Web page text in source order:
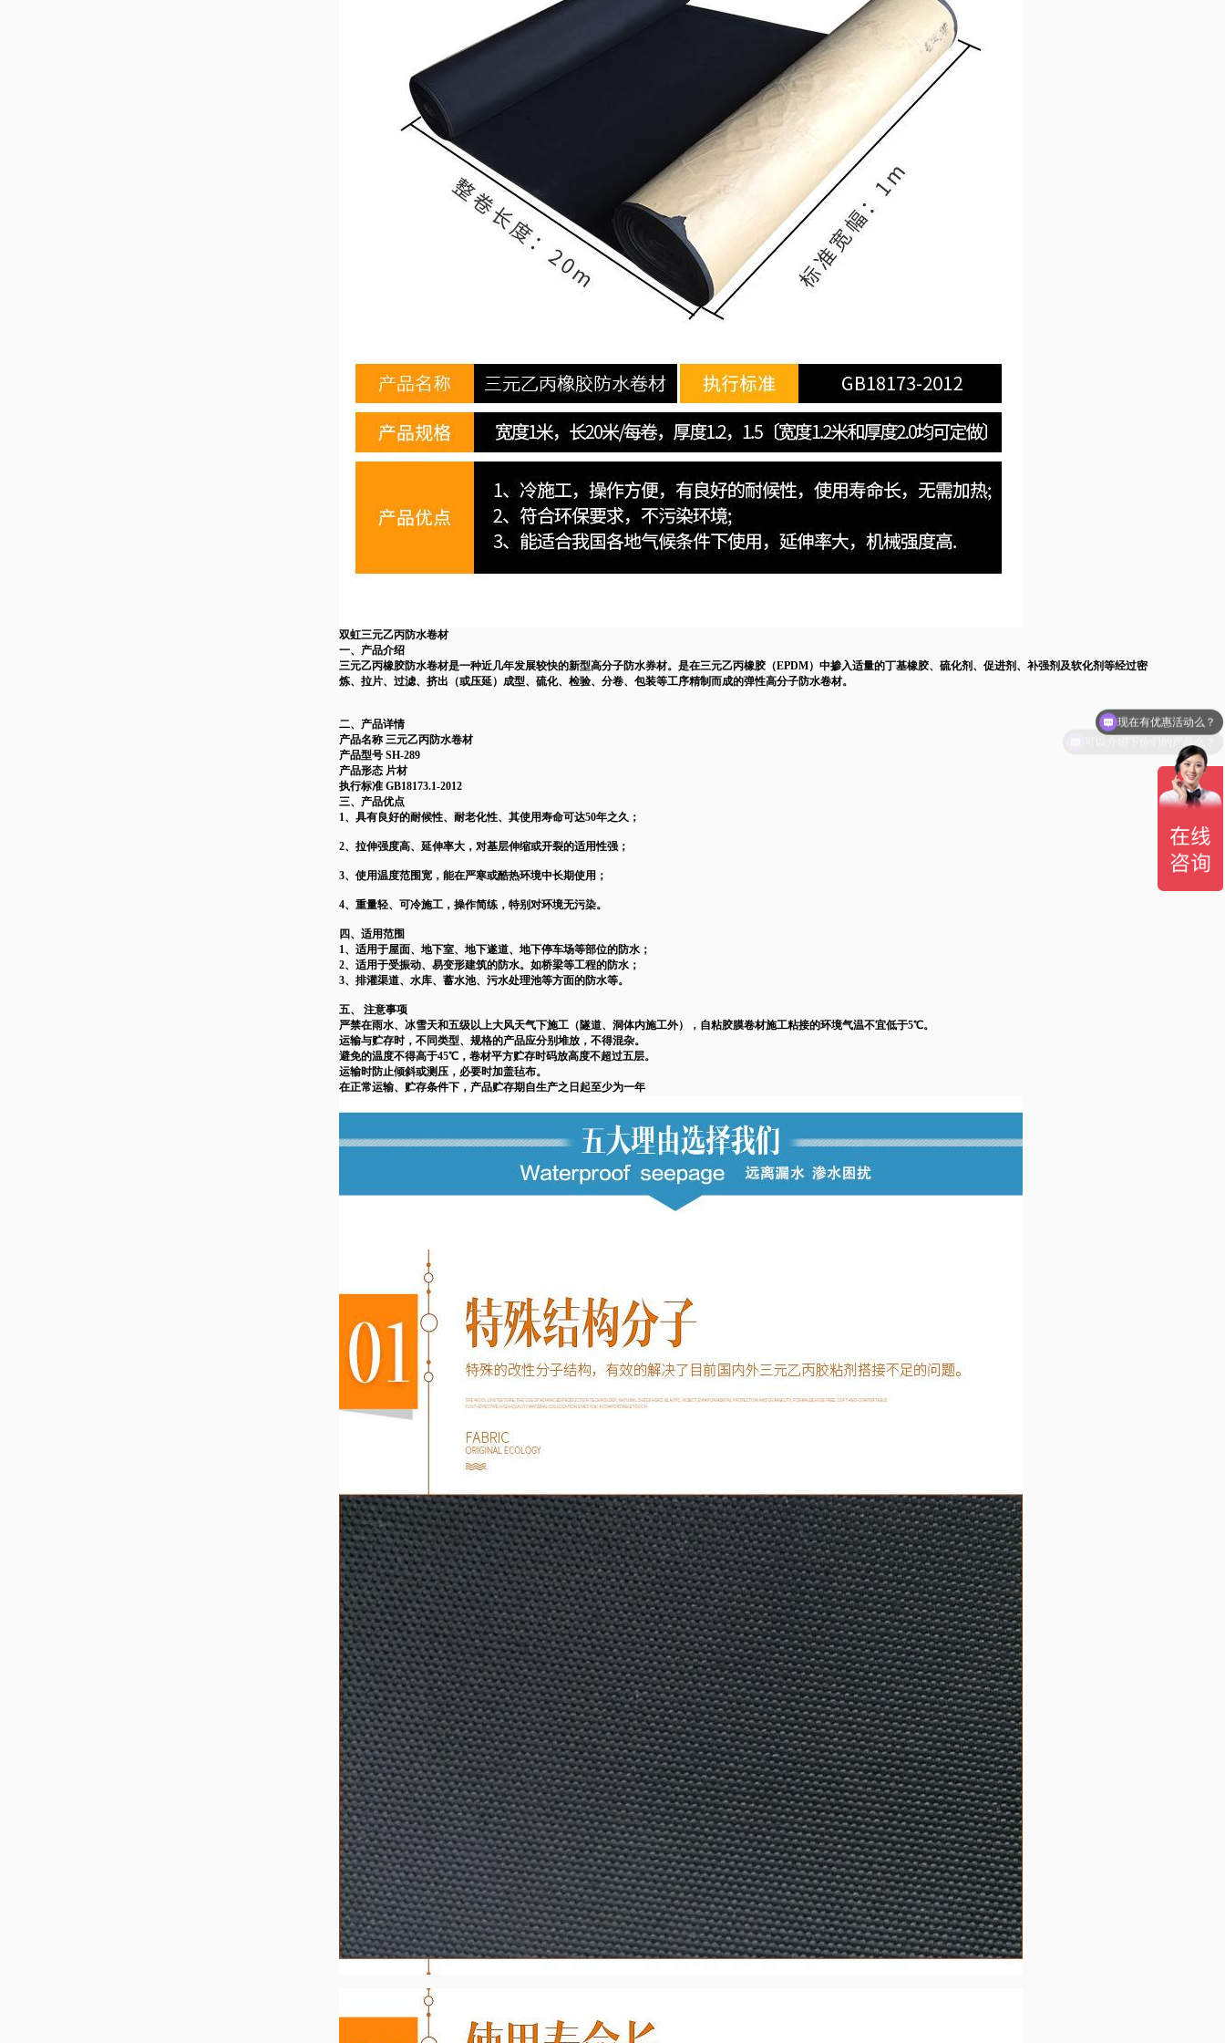
双虹三元乙丙防水卷材
一、 产品介绍
三元乙丙橡胶防水卷材是一种近几年发展较快的新型高分子防水券材。是在三元乙丙橡胶（EPDM）中掺入适量的丁基橡胶、硫化剂、促进剂、补强剂及软化剂等经过密
炼、拉片、过滤、挤出（或压延）成型、硫化、检验、分卷、包装等工序精制而成的弹性高分子防水卷材。
二、 产品详情
产品名称 三元乙丙防水卷材
产品型号 SH-289
产品形态 片材
执行标准 GB18173.1-2012
三、产品优点
1、具有良好的耐候性、耐老化性、其使用寿命可达50年之久；
2、拉伸强度高、延伸率大，对基层伸缩或开裂的适用性强；
3、使用温度范围宽，能在严寒或酷热环境中长期使用；
4、 重量轻、可冷施工，操作简练，特别对环境无污染。
四、 适用范围
1、适用于屋面、地下室、地下遂道、地下停车场等部位的防水；
2、适用于受振动、易变形建筑的防水。如桥梁等工程的防水；
3、排灌渠道、水库、蓄水池、污水处理池等方面的防水等。
五、 注意事项
严禁在雨水、冰雪天和五级以上大风天气下施工（隧道、洞体内施工外），自粘胶膜卷材施工粘接的环境气温不宜低于5℃。
运输与贮存时，不同类型、规格的产品应分别堆放，不得混杂。
避免的温度不得高于45℃，卷材平方贮存时码放高度不超过五层。
运输时防止倾斜或测压，必要时加盖毡布。
在正常运输、贮存条件下，产品贮存期自生产之日起至少为一年
可以介绍下你们的产品么？